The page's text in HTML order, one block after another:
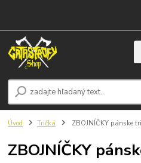
Úvod Tričká ZBOJNÍČKY pánske
ZBOJNÍČKY